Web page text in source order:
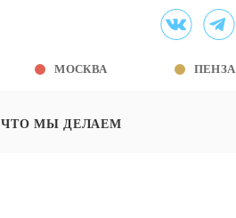
МОСКВА ПЕНЗА
ЧТО МЫ ДЕЛАЕМ